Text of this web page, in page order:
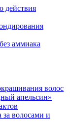
действия
аммиака
волос
апельсин»
за волосами и